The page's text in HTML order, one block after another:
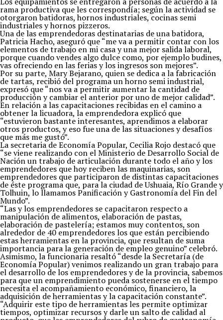
rama productiva que les correspondía; según la actividad se
otorgaron batidoras, hornos industriales, cocinas semi
industriales y hornos pizzeros.
Una de las emprendedoras destinatarias de una batidora,
Patricia Hacho, aseguró que “me va a permitir contar con los
elementos de trabajo en mi casa y una mejor salida laboral,
porque cuando vendes algo dulce como, por ejemplo budines,
vas ofreciendo en las ferias y los ingresos son mejores”.
Por su parte, Mary Bejarano, quien se dedica a la fabricación
de tartas, recibió del programa un horno semi industrial,
expresó que “nos va a permitir aumentar la cantidad de
producción y cambiar el anterior por uno de mejor calidad”.
En relación a las capacitaciones recibidas en el camino a
obtener la licuadora, la emprendedora explicó que
“estuvieron bastante interesantes, aprendimos a elaborar
otros productos, y eso fue una de las situaciones y desafíos
que más me gustó”.
La secretaria de Economía Popular, Cecilia Rojo destacó que
“se viene realizando con el Ministerio de Desarrollo Social de
Nación un trabajo de articulación durante todo el año y los
emprendedores que hoy reciben las maquinarias, son
emprendedores que participaron de distintas capacitaciones
de éste programa que, para la ciudad de Ushuaia, Río Grande y
Tolhuin, lo llamamos Panificación y Gastronomía del Fin del
Mundo”.
“Las y los emprendedores se capacitaron respecto a
manipulación de alimentos, elaboración de pastas,
elaboración de pastelería; estamos muy contentos, son
alrededor de 40 emprendedores los que están percibiendo
estas herramientas en la provincia, que resultan de suma
importancia para la generación de empleo genuino” celebró.
Asimismo, la funcionaria resaltó “desde la Secretaría (de
Economía Popular) venimos realizando un gran trabajo para
el desarrollo de los emprendedores y de la provincia, sabemos
para que un emprendimiento pueda sostenerse en el tiempo
necesita el acompañamiento económico, financiero, la
adquisición de herramientas y la capacitación constante”.
“Adquirir este tipo de herramientas les permite optimizar
tiempos, optimizar recursos y darle un salto de calidad al